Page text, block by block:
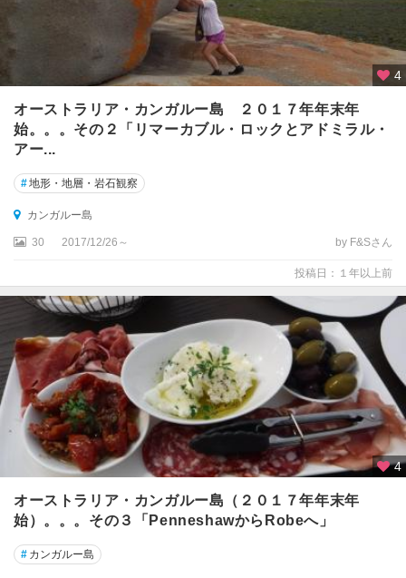
周
ト
ケ
ッ
ペ
ル
島
ル
イ
サ
ウ
ス
ス
ト
周
4
オーストラリア・カンガルー島 ２０１７年年末年
始。。。その２「リマーカブル・ロックとアドミラル・
アー...
#地形・地層・岩石観察
カンガルー島
30 2017/12/26～ by F&Sさん
投稿日：１年以上前
4
オーストラリア・カンガルー島（２０１７年年末年
始）。。。その３「PenneshawからRobeへ」
# カンガルー島